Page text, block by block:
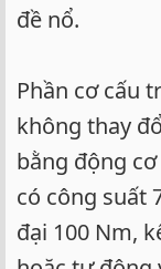
đề nổ.
Phần cơ cấu
không thay
bằng động
có công suất
đại 100 Nm,